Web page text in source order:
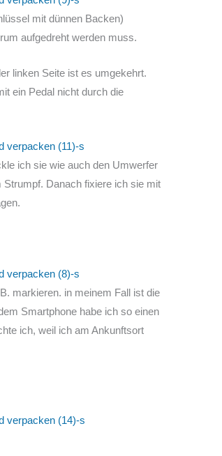
mit dünnen Backen)
aufgedreht werden muss.
linken Seite ist es umgekehrt.
ein Pedal nicht durch die
ich sie wie auch den Umwerfer
Danach fixiere ich sie mit
markieren. in meinem Fall ist die
Smartphone habe ich so einen
ich, weil ich am Ankunftsort